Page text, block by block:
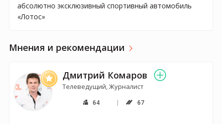
абсолютно эксклюзивный спортивный автомобиль
«Лотос»
Мнения и рекомендации
Дмитрий Комаров
Телеведущий, Журналист
64 67